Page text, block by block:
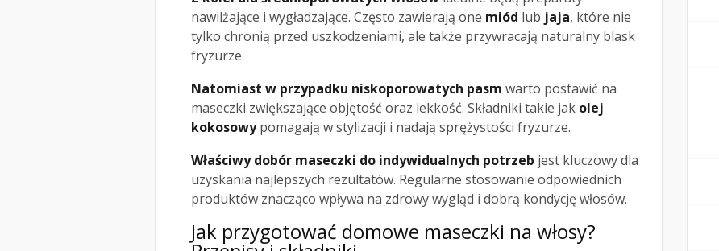
nawilżające i wygładzające. Często zawierają one miód lub jaja, które nie
tylko chronią przed uszkodzeniami, ale także przywracają naturalny blask
fryzurze.
Natomiast w przypadku niskoporowatych pasm warto postawić na
maseczki zwiększające objętość oraz lekkość. Składniki takie jak olej
kokosowypomagają w stylizacji i nadają sprężystości fryzurze.
Właściwy dobór maseczki do indywidualnych potrzeb jest kluczowy dla
uzyskania najlepszych rezultatów. Regularne stosowanie odpowiednich
produktów znacząco wpływa na zdrowy wygląd i dobrą kondycję włosów.
Jak przygotować domowe maseczki na włosy?